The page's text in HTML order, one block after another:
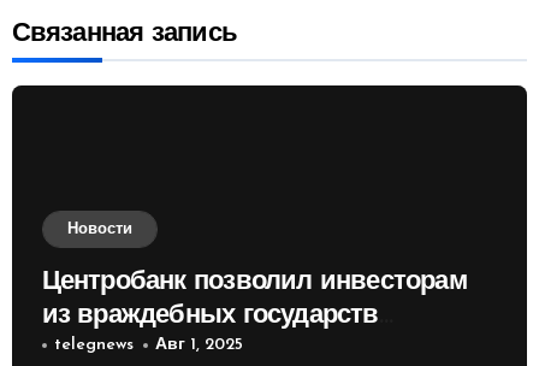
Связанная запись
Новости
Центробанк позволил инвесторам
из враждебных государств
приобретать валюту
telegnews Авг 1, 2025